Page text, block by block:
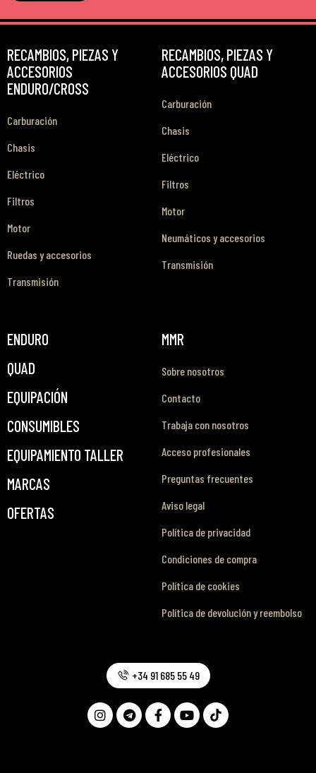
RECAMBIOS, PIEZAS Y
ACCESORIOS
ENDURO/CROSS
Carburación
Chasis
Eléctrico
Filtros
Motor
Ruedas y accesorios
Transmisión
RECAMBIOS, PIEZAS Y
ACCESORIOS QUAD
Carburación
Chasis
Eléctrico
Filtros
Motor
Neumáticos y accesorios
Transmisión
ENDURO
QUAD
EQUIPACIÓN
CONSUMIBLES
EQUIPAMIENTO TALLER
MARCAS
OFERTAS
MMR
Sobre nosotros
Contacto
Trabaja con nosotros
Acceso profesionales
Preguntas frecuentes
Aviso legal
Política de privacidad
Condiciones de compra
Política de cookies
Política de devolución y reembolso
+34 91 685 55 49